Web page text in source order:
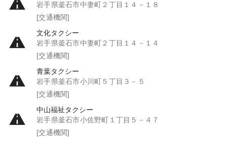
岩手県釜石市中妻町２丁目１４－１８
[交通機関]
文化タクシー
岩手県釜石市中妻町２丁目１４－１４
[交通機関]
青葉タクシー
岩手県釜石市小川町５丁目３－５
[交通機関]
中山福祉タクシー
岩手県釜石市小佐野町１丁目５－４７
[交通機関]